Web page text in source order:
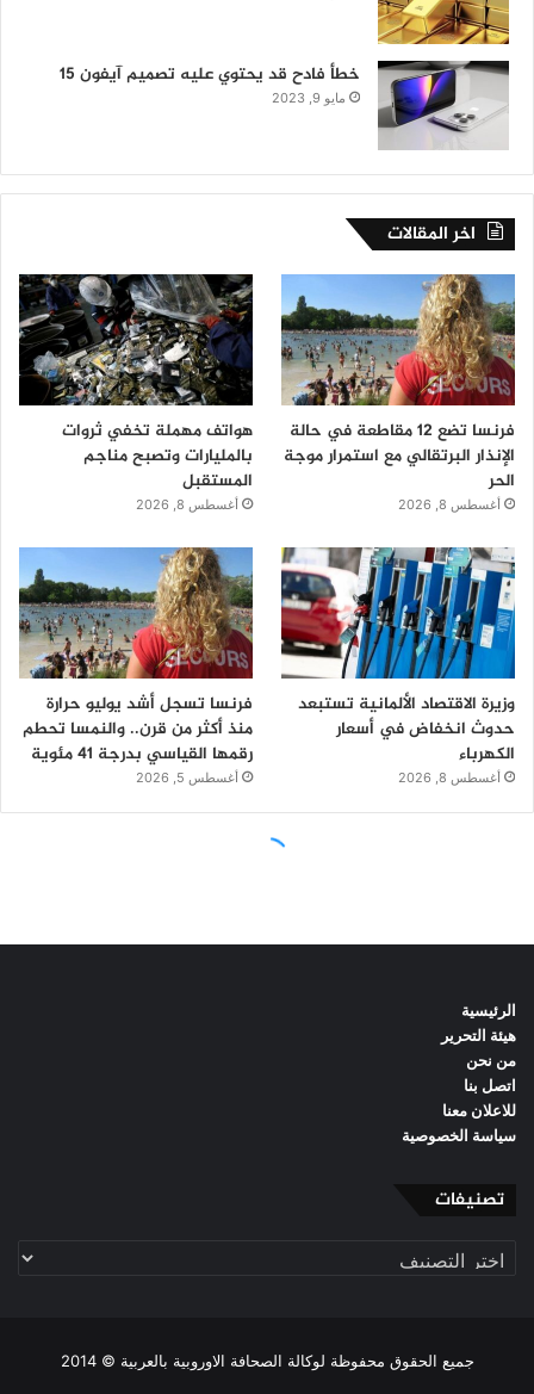
الرئيسية
هيئة التحرير
من نحن
اتصل بنا
للاعلان معنا
سياسة الخصوصية
تصنيفات
تصنيفات
جميع الحقوق محفوظة لوكالة الصحافة الاوروبية بالعربية © 2014